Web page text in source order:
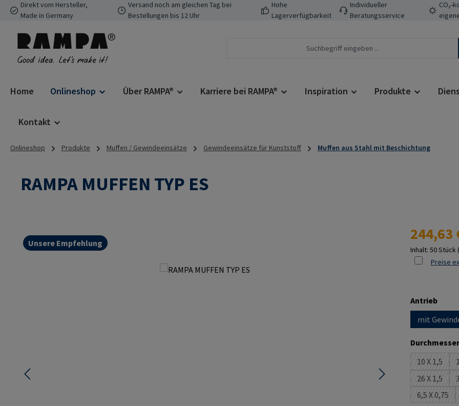
Hauptinhalt springen
Zur Suche springen
Zur Hauptnavigation springen
Direkt vom Hersteller,
Made in Germany
Versand noch am gleichen Tag bei
Bestellungen bis 12 Uhr
Hohe
Lagerverfügbarkeit
Individueller
Beratungsservice
CO₂-
Home Onlineshop Über RAMPA® Karriere bei RAMPA® Inspiration Produkte
Kontakt
Onlineshop Produkte Muffen / Gewindeeinsätze Gewindeeinsätze für Kunststoff Muffen aus Stahl mit Beschichtung
RAMPA MUFFEN TYP ES
Unsere Empfehlung
Regulärer
244,63
Inhalt: 50 Stück
Preise
Antrieb
mit
10 X 1,5
(Diese
26 X 1,5
(Diese
6,5 X 0,75
(Diese